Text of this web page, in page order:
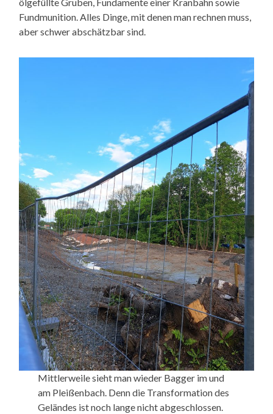
Fundmunition. Alles Dinge, mit denen man rechnen muss,
aber schwer abschätzbar sind.
Mittlerweile sieht man wieder Bagger im und
am Pleißenbach. Denn die Transformation des
Geländes ist noch lange nicht abgeschlossen.